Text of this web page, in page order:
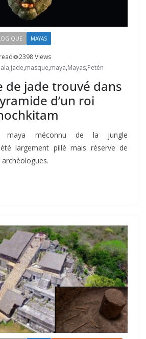
MAYAS
2398 Views
,jade,masque,maya,Mayas,Petén
de jade trouvé dans
d’un roi
maya méconnu de la jungle
largement pillé mais réserve de